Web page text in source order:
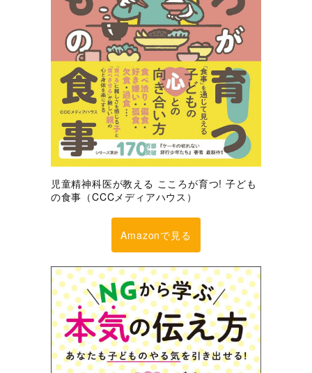
児童精神科医が教える こころが育つ! 子ども
の食事（CCCメディアハウス）
Amazonで見る